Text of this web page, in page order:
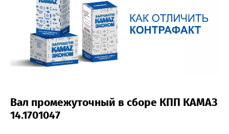
Вал промежуточный в сборе КПП КАМАЗ
14.1701047